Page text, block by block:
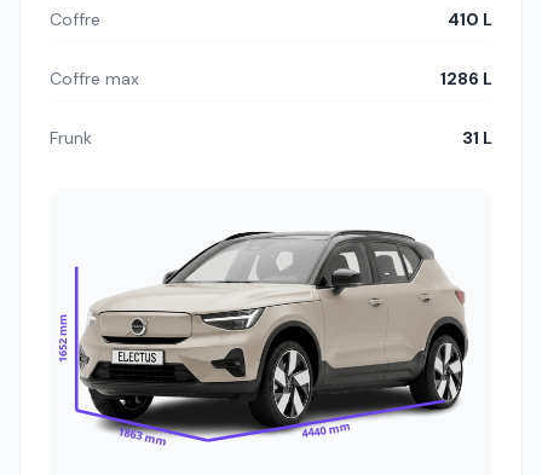
Coffre 410 L
Coffre max 1286 L
Frunk 31 L
1652 mm
1863 mm 4440 mm